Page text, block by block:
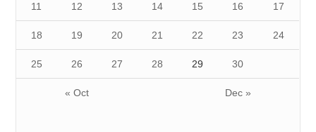
« Oct Dec »
11 12 13 14 15 16 17
18 19 20 21 22 23 24
25 26 27 28 29 30